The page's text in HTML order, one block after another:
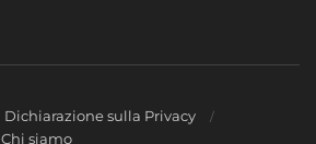
Dichiarazione sulla Privacy
Chi siamo